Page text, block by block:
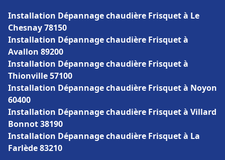
Installation Dépannage chaudière Frisquet à Le
Chesnay 78150
Installation Dépannage chaudière Frisquet à
Avallon 89200
Installation Dépannage chaudière Frisquet à
Thionville 57100
Installation Dépannage chaudière Frisquet à Noyon
60400
Installation Dépannage chaudière Frisquet à Villard
Bonnot 38190
Installation Dépannage chaudière Frisquet à La
Farlède 83210